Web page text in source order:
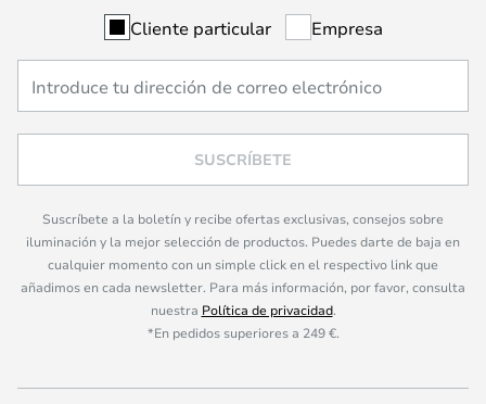
Cliente particular Empresa
SUSCRÍBETE
Suscríbete a la boletín y recibe ofertas exclusivas, consejos sobre
iluminación y la mejor selección de productos. Puedes darte de baja en
cualquier momento con un simple click en el respectivo link que
añadimos en cada newsletter. Para más información, por favor, consulta
nuestra Política de privacidad.
*En pedidos superiores a 249 €.